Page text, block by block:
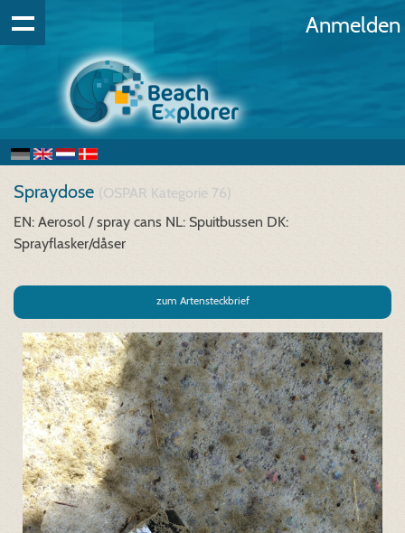
Anmelden
Spraydose (OSPAR Kategorie 76)
EN: Aerosol / spray cans NL: Spuitbussen DK:
Sprayflasker/dåser
zum Artensteckbrief